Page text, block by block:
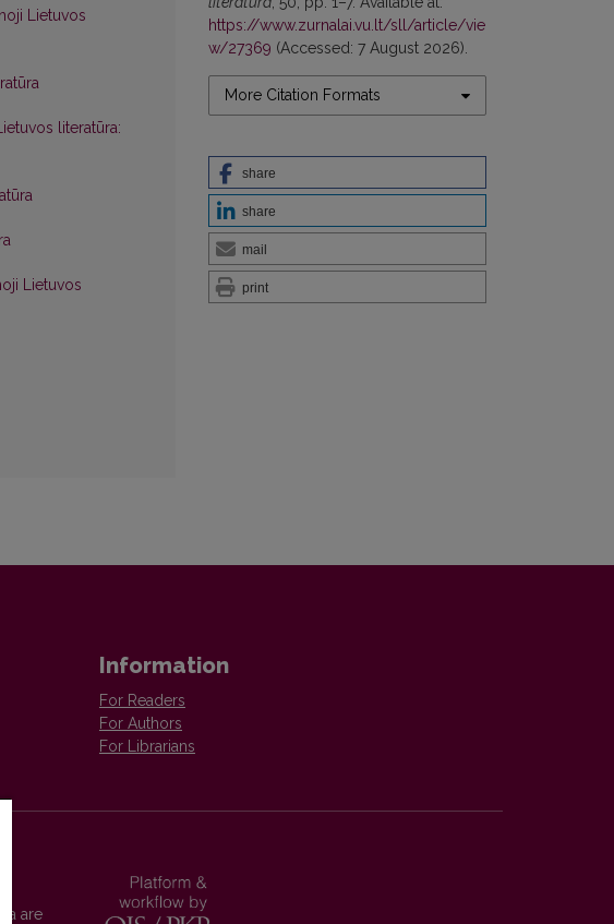
https://www.zurnalai.vu.lt/sll/article/vie
w/27369 (Accessed: 7 August 2026).
More Citation Formats
share
share
mail
print
Lietuvos
literatūra:
Lietuvos
Information
For Readers
For Authors
For Librarians
are